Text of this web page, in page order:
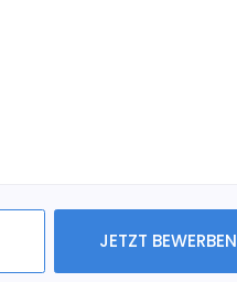
JETZT BEWERBEN